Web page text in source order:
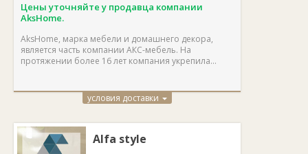
Цены уточняйте у продавца компании
AksHome.
AksHome, марка мебели и домашнего декора,
является часть компании АКС-мебель. На
протяжении более 16 лет компания укрепила...
условия доставки
Alfa style